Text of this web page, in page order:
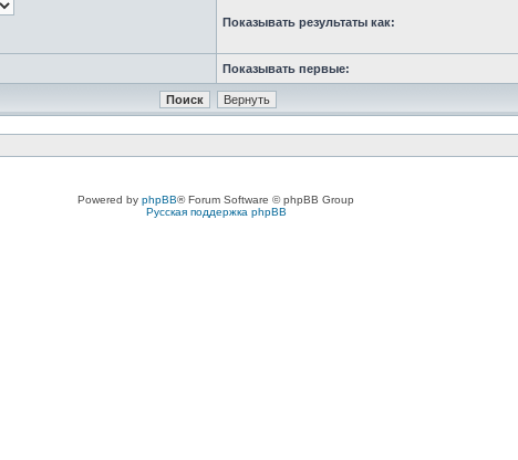
Показывать результаты как:
Показывать первые:
Powered by phpBB® Forum Software © phpBB Group
Русская поддержка phpBB